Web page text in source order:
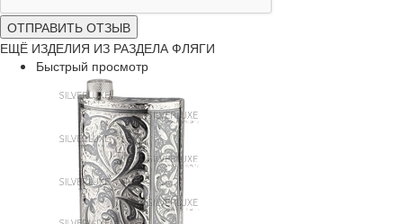
ОТПРАВИТЬ ОТЗЫВ
ЕЩЁ ИЗДЕЛИЯ ИЗ РАЗДЕЛА ФЛЯГИ
Быстрый просмотр